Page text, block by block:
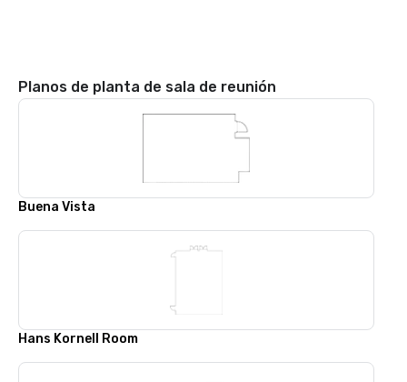
Planos de planta de sala de reunión
Buena Vista
Hans Kornell Room